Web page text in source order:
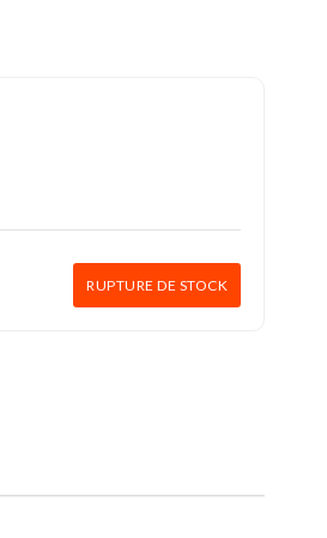
RUPTURE DE STOCK